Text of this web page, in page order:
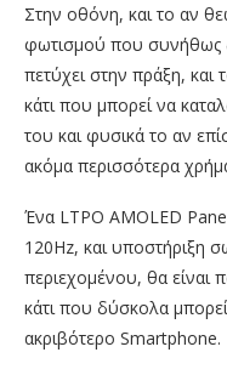
Στην οθόνη, και το αν
φωτισμού που συνήθως
πετύχει στην πράξη, και
κάτι που μπορεί να
του και φυσικά το αν
ακόμα περισσότερα
Ένα LTPO AMOLED
120Hz, και υποστήριξη
περιεχομένου, θα είναι
κάτι που δύσκολα
ακριβότερο Smartphone.